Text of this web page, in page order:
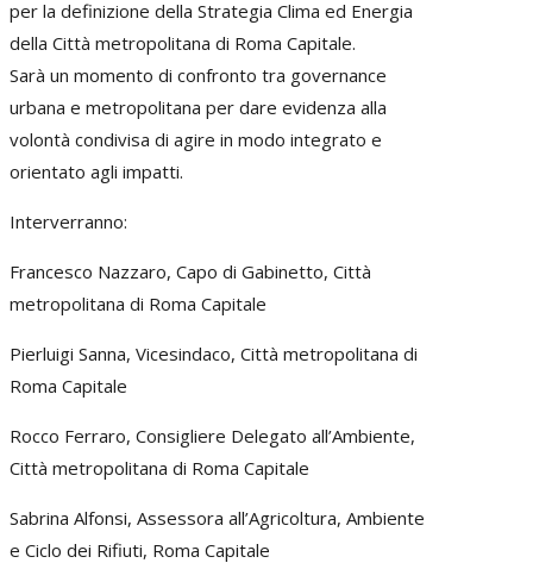
per la definizione della Strategia Clima ed Energia
della Città metropolitana di Roma Capitale.
Sarà un momento di confronto tra governance
urbana e metropolitana per dare evidenza alla
volontà condivisa di agire in modo integrato e
orientato agli impatti.
Interverranno:
Francesco Nazzaro, Capo di Gabinetto, Città
metropolitana di Roma Capitale
Pierluigi Sanna, Vicesindaco, Città metropolitana di
Roma Capitale
Rocco Ferraro, Consigliere Delegato all’Ambiente,
Città metropolitana di Roma Capitale
Sabrina Alfonsi, Assessora all’Agricoltura, Ambiente
e Ciclo dei Rifiuti, Roma Capitale